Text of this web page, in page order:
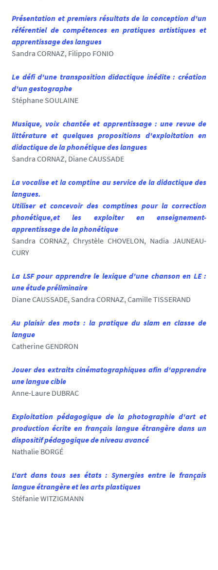
Présentation et premiers résultats de la conception d'un
référentiel de compétences en pratiques artistiques et
apprentissage des langues
Sandra CORNAZ, Filippo FONIO
Le défi d'une transposition didactique inédite : création
d'un gestographe
Stéphane SOULAINE
Musique, voix chantée et apprentissage : une revue de
littérature et quelques propositions d'exploitation en
didactique de la phonétique des langues
Sandra CORNAZ, DianeCAUSSADE
La vocalise et la comptine au service de la didactique des
langues.
Utiliser et concevoir des comptines pour la correction
phonétique,et les exploiter en enseignement-
apprentissage de la phonétique
Sandra CORNAZ, Chrystèle CHOVELON, Nadia JAUNEAU-
CURY
La LSF pour apprendre le lexique d'une chanson en LE :
une étude préliminaire
Diane CAUSSADE, Sandra CORNAZ, Camille TISSERAND
Au plaisir des mots : la pratique du slam en classe de
langue
Catherine GENDRON
Jouer des extraits cinématographiques afin d'apprendre
une langue cible
Anne-Laure DUBRAC
Exploitation pédagogique de la photographie d'art et
production écrite en français langue étrangère dans un
dispositif pédagogique de niveau avancé
Nathalie BORGÉ
L'art dans tous ses états : Synergies entre le français
langue étrangère et les arts plastiques
Stéfanie WITZIGMANN